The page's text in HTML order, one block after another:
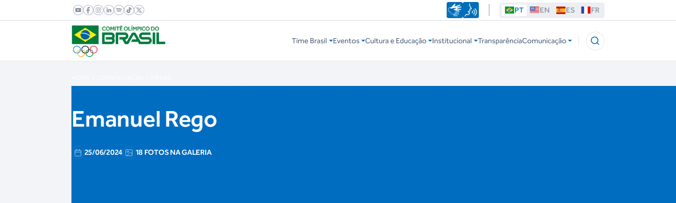
PT EN ES FR
Time Brasil Eventos Cultura e Educação Institucional TransparênciaComunicação
Emanuel Rego
25/06/2024 18 FOTOS NA GALERIA